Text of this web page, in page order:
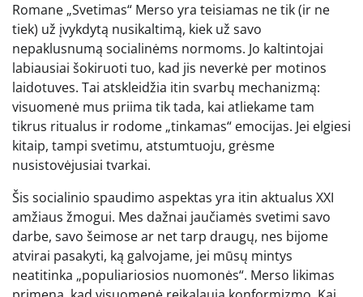
Romane „Svetimas“ Merso yra teisiamas ne tik (ir ne
tiek) už įvykdytą nusikaltimą, kiek už savo
nepaklusnumą socialinėms normoms. Jo kaltintojai
labiausiai šokiruoti tuo, kad jis neverkė per motinos
laidotuves. Tai atskleidžia itin svarbų mechanizmą:
visuomenė mus priima tik tada, kai atliekame tam
tikrus ritualus ir rodome „tinkamas“ emocijas. Jei elgiesi
kitaip, tampi svetimu, atstumtuoju, grėsme
nusistovėjusiai tvarkai.
Šis socialinio spaudimo aspektas yra itin aktualus XXI
amžiaus žmogui. Mes dažnai jaučiamės svetimi savo
darbe, savo šeimose ar net tarp draugų, nes bijome
atvirai pasakyti, ką galvojame, jei mūsų mintys
neatitinka „populiariosios nuomonės“. Merso likimas